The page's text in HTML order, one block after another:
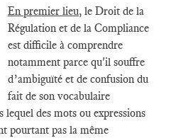
En premier lieu, le Droit de la
Régulation et de la Compliance
est difficile à comprendre
notamment parce qu'il souffre
d’ambiguïté et de confusion du
fait de son vocabulaire
lequel des mots ou expressions
pourtant pas la même